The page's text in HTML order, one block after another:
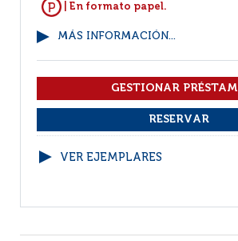
| En formato papel.
MÁS INFORMACIÓN...
VER EJEMPLARES